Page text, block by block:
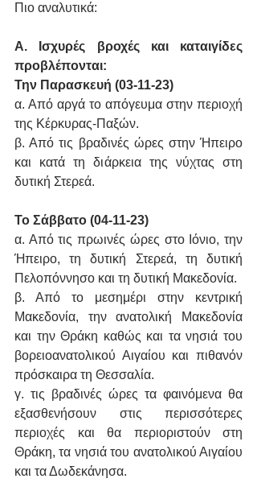
Πιο αναλυτικά:
Α. Ισχυρές βροχές και καταιγίδες
προβλέπονται:
Την Παρασκευή (03-11-23)
α. Από αργά το απόγευμα στην περιοχή
της Κέρκυρας-Παξών.
β. Από τις βραδινές ώρες στην Ήπειρο
και κατά τη διάρκεια της νύχτας στη
δυτική Στερεά.
Το Σάββατο (04-11-23)
α. Από τις πρωινές ώρες στο Ιόνιο, την
Ήπειρο, τη δυτική Στερεά, τη δυτική
Πελοπόννησο και τη δυτική Μακεδονία.
β. Από το μεσημέρι στην κεντρική
Μακεδονία, την ανατολική Μακεδονία
και την Θράκη καθώς και τα νησιά του
βορειοανατολικού Αιγαίου και πιθανόν
πρόσκαιρα τη Θεσσαλία.
γ. τις βραδινές ώρες τα φαινόμενα θα
εξασθενήσουν στις περισσότερες
περιοχές και θα περιοριστούν στη
Θράκη, τα νησιά του ανατολικού Αιγαίου
και τα Δωδεκάνησα.